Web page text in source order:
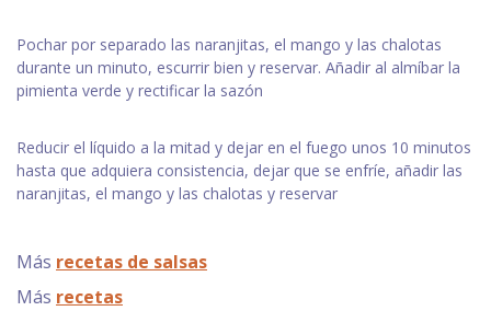
Pochar por separado las naranjitas, el mango y las chalotas
durante un minuto, escurrir bien y reservar. Añadir al almíbar la
pimienta verde y rectificar la sazón
Reducir el líquido a la mitad y dejar en el fuego unos 10 minutos
hasta que adquiera consistencia, dejar que se enfríe, añadir las
naranjitas, el mango y las chalotas y reservar
Más recetas de salsas
Más recetas